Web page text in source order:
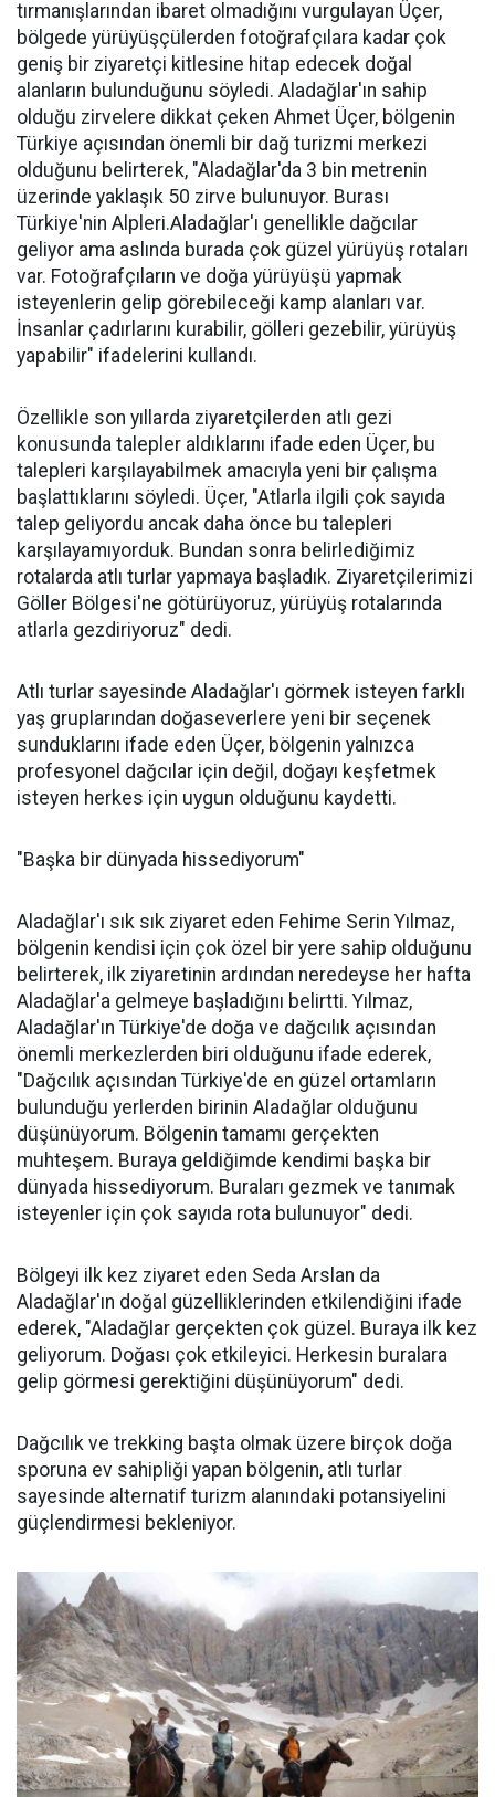
tırmanışlarından ibaret olmadığını vurgulayan Üçer,
bölgede yürüyüşçülerden fotoğrafçılara kadar çok
geniş bir ziyaretçi kitlesine hitap edecek doğal
alanların bulunduğunu söyledi. Aladağlar'ın sahip
olduğu zirvelere dikkat çeken Ahmet Üçer, bölgenin
Türkiye açısından önemli bir dağ turizmi merkezi
olduğunu belirterek, "Aladağlar'da 3 bin metrenin
üzerinde yaklaşık 50 zirve bulunuyor. Burası
Türkiye'nin Alpleri.Aladağlar'ı genellikle dağcılar
geliyor ama aslında burada çok güzel yürüyüş rotaları
var. Fotoğrafçıların ve doğa yürüyüşü yapmak
isteyenlerin gelip görebileceği kamp alanları var.
İnsanlar çadırlarını kurabilir, gölleri gezebilir, yürüyüş
yapabilir" ifadelerini kullandı.
Özellikle son yıllarda ziyaretçilerden atlı gezi
konusunda talepler aldıklarını ifade eden Üçer, bu
talepleri karşılayabilmek amacıyla yeni bir çalışma
başlattıklarını söyledi. Üçer, "Atlarla ilgili çok sayıda
talep geliyordu ancak daha önce bu talepleri
karşılayamıyorduk. Bundan sonra belirlediğimiz
rotalarda atlı turlar yapmaya başladık. Ziyaretçilerimizi
Göller Bölgesi'ne götürüyoruz, yürüyüş rotalarında
atlarla gezdiriyoruz" dedi.
Atlı turlar sayesinde Aladağlar'ı görmek isteyen farklı
yaş gruplarından doğaseverlere yeni bir seçenek
sunduklarını ifade eden Üçer, bölgenin yalnızca
profesyonel dağcılar için değil, doğayı keşfetmek
isteyen herkes için uygun olduğunu kaydetti.
"Başka bir dünyada hissediyorum"
Aladağlar'ı sık sık ziyaret eden Fehime Serin Yılmaz,
bölgenin kendisi için çok özel bir yere sahip olduğunu
belirterek, ilk ziyaretinin ardından neredeyse her hafta
Aladağlar'a gelmeye başladığını belirtti. Yılmaz,
Aladağlar'ın Türkiye'de doğa ve dağcılık açısından
önemli merkezlerden biri olduğunu ifade ederek,
"Dağcılık açısından Türkiye'de en güzel ortamların
bulunduğu yerlerden birinin Aladağlar olduğunu
düşünüyorum. Bölgenin tamamı gerçekten
muhteşem. Buraya geldiğimde kendimi başka bir
dünyada hissediyorum. Buraları gezmek ve tanımak
isteyenler için çok sayıda rota bulunuyor" dedi.
Bölgeyi ilk kez ziyaret eden Seda Arslan da
Aladağlar'ın doğal güzelliklerinden etkilendiğini ifade
ederek, "Aladağlar gerçekten çok güzel. Buraya ilk kez
geliyorum. Doğası çok etkileyici. Herkesin buralara
gelip görmesi gerektiğini düşünüyorum" dedi.
Dağcılık ve trekking başta olmak üzere birçok doğa
sporuna ev sahipliği yapan bölgenin, atlı turlar
sayesinde alternatif turizm alanındaki potansiyelini
güçlendirmesi bekleniyor.